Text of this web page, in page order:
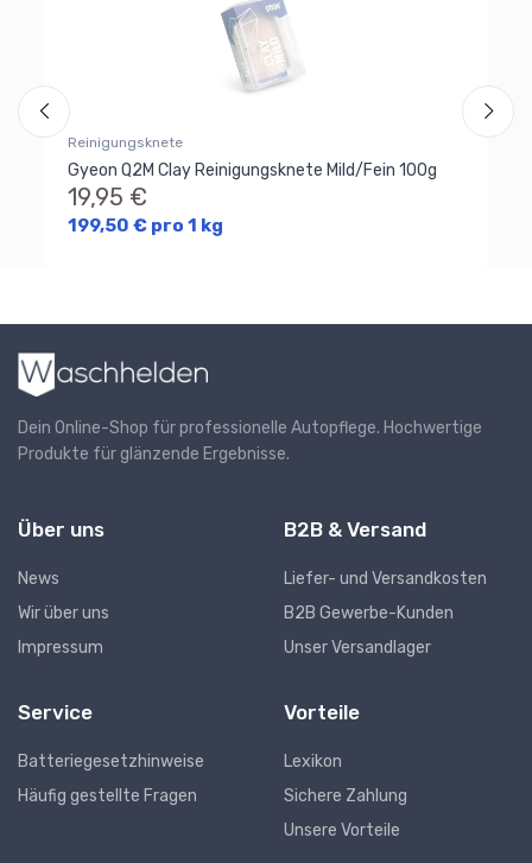
Reinigungsknete
Gyeon Q2M Clay Reinigungsknete Mild/Fein 100g
19,95 €
199,50 € pro 1 kg
Dein Online-Shop für professionelle Autopflege. Hochwertige
Produkte für glänzende Ergebnisse.
Über uns
News
Wir über uns
Impressum
B2B & Versand
Liefer- und Versandkosten
B2B Gewerbe-Kunden
Unser Versandlager
Service
Batteriegesetzhinweise
Häufig gestellte Fragen
Vorteile
Lexikon
Sichere Zahlung
Unsere Vorteile